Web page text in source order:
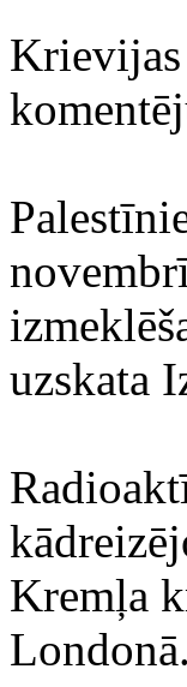
Krievijas
uzskata
Kremļa
Londonā.